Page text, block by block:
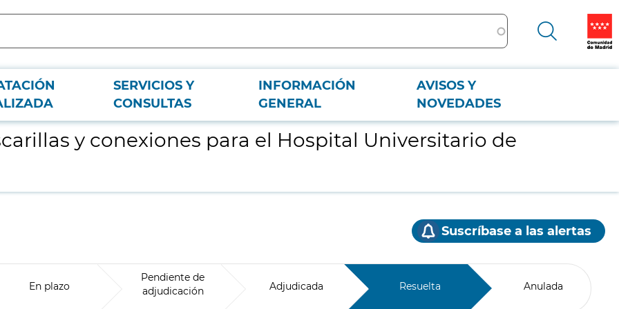
SERVICIOS Y
CONSULTAS
INFORMACIÓN
GENERAL
AVISOS Y
NOVEDADES
Universitario de Getafe
y conexiones para el Hospital Universitario de
Suscríbase a las alertas
En plazo
Pendiente de
adjudicación
Adjudicada Resuelta Anulada